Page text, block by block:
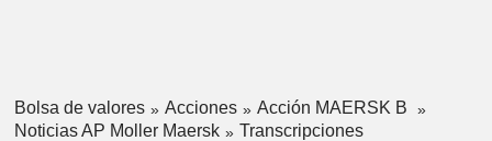
Bolsa de valores Acciones
Acción MAERSK B
Noticias AP Moller Maersk
Transcripciones